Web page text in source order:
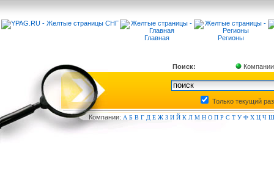
Главная Регионы
Поиск: Компании
Только текущий
Компании: А Б В Г Д Е Ж З И Й К Л М Н О П Р С Т У Ф Х Ц Ч Ш